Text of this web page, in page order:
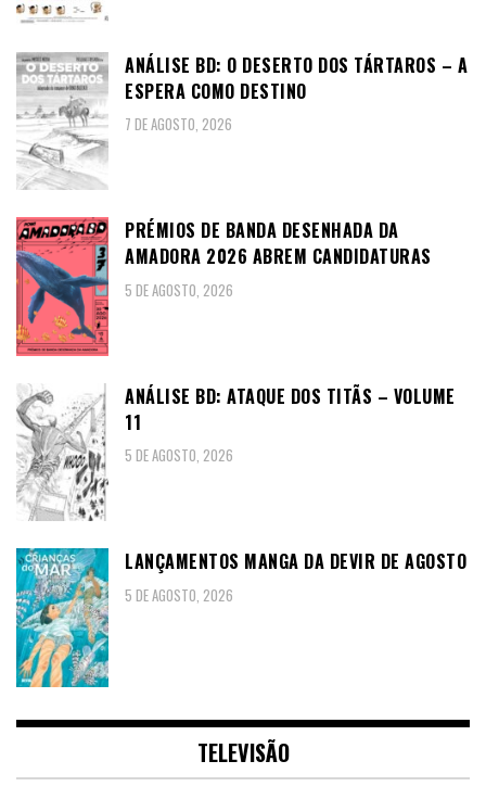
ANÁLISE BD: O DESERTO DOS TÁRTAROS – A
ESPERA COMO DESTINO
7 DE AGOSTO, 2026
PRÉMIOS DE BANDA DESENHADA DA
AMADORA 2026 ABREM CANDIDATURAS
5 DE AGOSTO, 2026
ANÁLISE BD: ATAQUE DOS TITÃS – VOLUME
11
5 DE AGOSTO, 2026
LANÇAMENTOS MANGA DA DEVIR DE AGOSTO
5 DE AGOSTO, 2026
TELEVISÃO